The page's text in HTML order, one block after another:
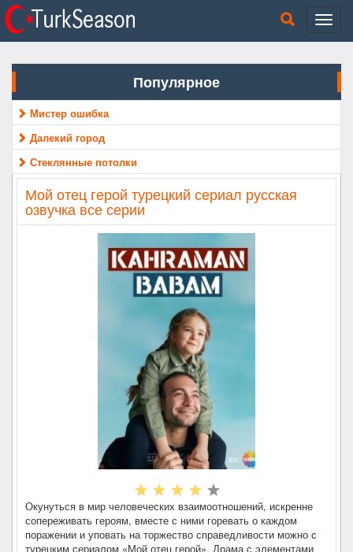
Популярное
Мистер ошибка
Далекий город
Стеклянные потолки
Мой отец герой турецкий сериал русская
озвучка все серии
Окунуться в мир человеческих взаимоотношений, искренне
сопереживать героям, вместе с ними горевать о каждом
поражении и уповать на торжество справедливости можно с
турецким сериалом «Мой отец герой». Драма с элементами